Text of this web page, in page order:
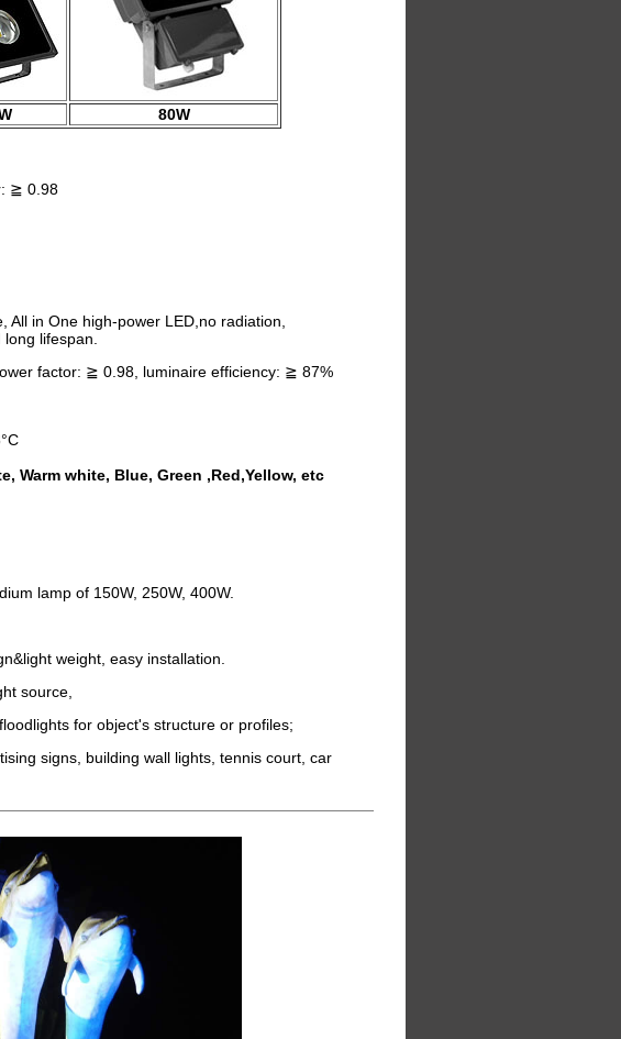
80W
≧ 0.98
in One high-power LED,no radiation,
lifespan.
factor: ≧ 0.98, luminaire efficiency: ≧ 87%
Warm white, Blue, Green ,Red,Yellow, etc
lamp of 150W, 250W, 400W.
weight, easy installation.
source,
for object's structure or profiles;
signs, building wall lights, tennis court, car